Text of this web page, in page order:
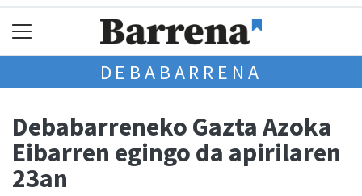
DEBABARRENA
Debabarreneko Gazta Azoka
Eibarren egingo da apirilaren
23an